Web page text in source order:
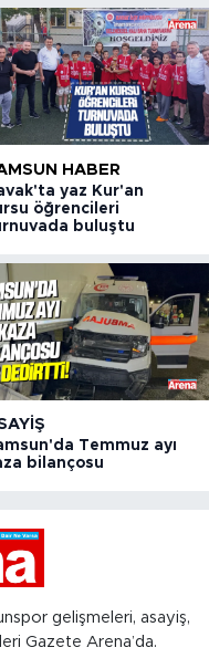
HABER
yaz Kur'an
öğrencileri
buluştu
Temmuz ayı
bilançosu
gelişmeleri, asayiş,
Gazete Arena’da.